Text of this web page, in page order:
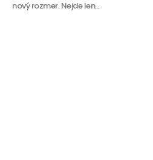
nový rozmer. Nejde len...